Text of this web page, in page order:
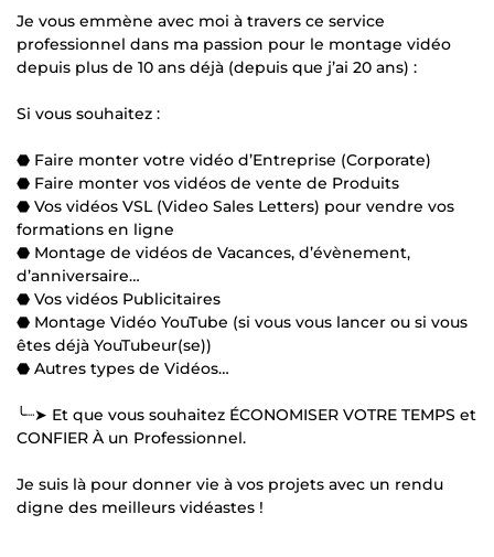
Je vous emmène avec moi à travers ce service
professionnel dans ma passion pour le montage vidéo
depuis plus de 10 ans déjà (depuis que j’ai 20 ans) :
Si vous souhaitez :
⬣ Faire monter votre vidéo d’Entreprise (Corporate)
⬣ Faire monter vos vidéos de vente de Produits
⬣ Vos vidéos VSL (Video Sales Letters) pour vendre vos
formations en ligne
⬣ Montage de vidéos de Vacances, d’évènement,
d’anniversaire…
⬣ Vos vidéos Publicitaires
⬣ Montage Vidéo YouTube (si vous vous lancer ou si vous
êtes déjà YouTubeur(se))
⬣ Autres types de Vidéos…
╰┈➤ Et que vous souhaitez ÉCONOMISER VOTRE TEMPS et
CONFIER À un Professionnel.
Je suis là pour donner vie à vos projets avec un rendu
digne des meilleurs vidéastes !